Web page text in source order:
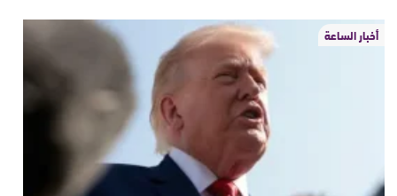
أخبار الساعة